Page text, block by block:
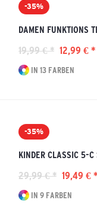
-35%
DAMEN FUNKTIONS
19,99 € * 12,99 € *
IN 13 FARBEN
-35%
KINDER CLASSIC 5-C
29,99 € * 19,49 € *
IN 9 FARBEN